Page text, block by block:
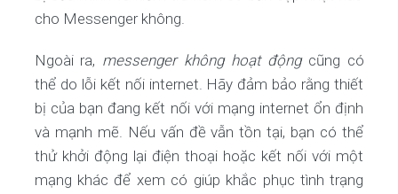
cho Messenger không.
Ngoài ra, messenger không hoạt độngcũng có
thể do lỗi kết nối internet. Hãy đảm bảo rằng thiết
bị của bạn đang kết nối với mạng internet ổn định
và mạnh mẽ. Nếu vấn đề vẫn tồn tại, bạn có thể
thử khởi động lại điện thoại hoặc kết nối với một
mạng khác để xem có giúp khắc phục tình trạng